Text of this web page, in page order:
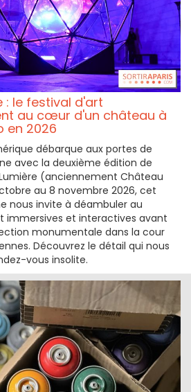
: le festival d'art
au cœur d'un château à
en 2026
débarque aux portes de
avec la deuxième édition de
(anciennement Château
au 8 novembre 2026, cet
nous invite à déambuler au
immersives et interactives avant
monumentale dans la cour
Découvrez le détail qui nous
vous insolite.